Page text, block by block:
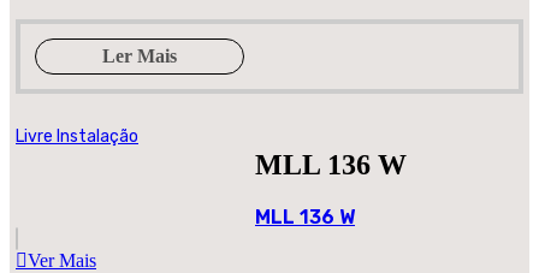
Ler Mais
Livre Instalação
MLL 136 W
MLL 136 W
Ver Mais